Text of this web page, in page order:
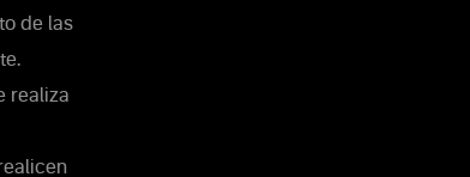
de las
realiza